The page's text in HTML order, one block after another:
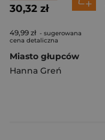
30,32 zł
49,99 zł - sugerowana
cena detaliczna
Miasto głupców
Hanna Greń